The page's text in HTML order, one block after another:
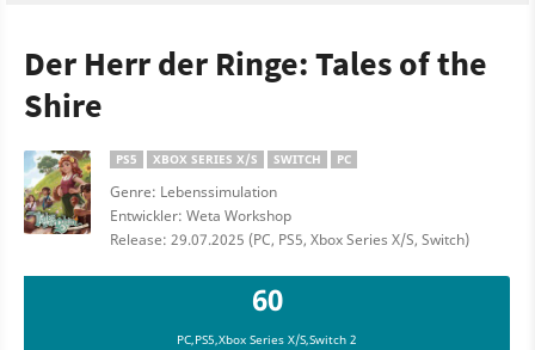
Der Herr der Ringe: Tales of the
Shire
PS5 XBOX SERIES X/S SWITCH PC
Genre: Lebenssimulation
Entwickler: Weta Workshop
Release: 29.07.2025 (PC, PS5, Xbox Series X/S, Switch)
60
PC,PS5,Xbox Series X/S,Switch 2